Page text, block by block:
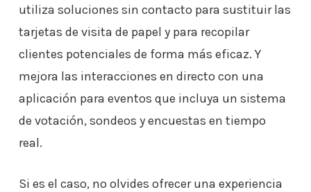
utiliza soluciones sin contacto para sustituir las
tarjetas de visita de papel y para recopilar
clientes potenciales de forma más eficaz. Y
mejora las interacciones en directo con una
aplicación para eventos que incluya un sistema
de votación, sondeos y encuestas en tiempo
real.
Si es el caso, no olvides ofrecer una experiencia